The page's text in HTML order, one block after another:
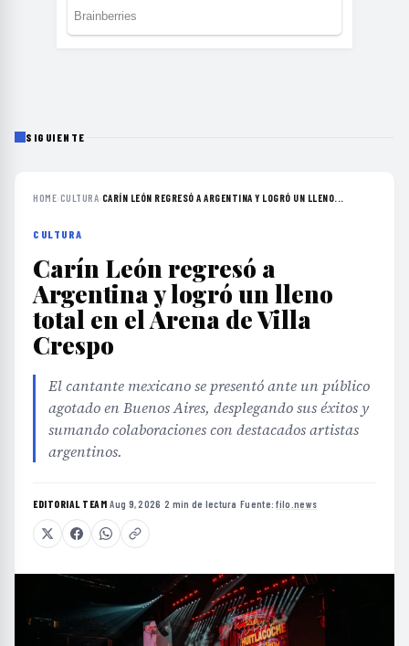
SIGUIENTE
HOME›CULTURA› CARÍN LEÓN REGRESÓ A ARGENTINA Y LOGRÓ UN LLENO...
CULTURA
Carín León regresó a
Argentina y logró un lleno
total en el Arena de Villa
Crespo
El cantante mexicano se presentó ante un público
agotado en Buenos Aires, desplegando sus éxitos y
sumando colaboraciones con destacados artistas
argentinos.
EDITORIAL TEAM·Aug 9, 2026 ·2 min de lectura ·Fuente:filo.news